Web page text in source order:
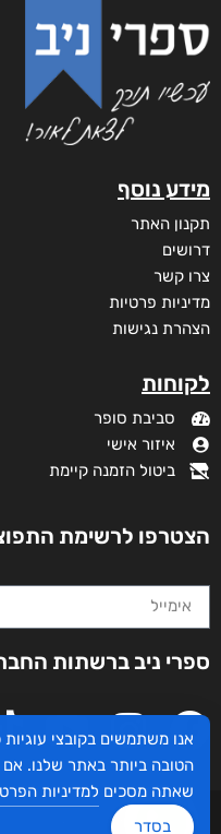
מידע נוסף
תקנון האתר
דרושים
צרו קשר
מדיניות פרטיות
הצהרת נגישות
לקוחות
סביבת סופר
איזור אישי
ביטול הזמנה קיימת
הצטרפו לרשימת
ספרי ניב ברשתות
עיצוב ובניית האתר: ספרי ניב © כל
אנו משתמשים בקובצי
הטובה ביותר באתר שלנו.
שאתה מסכים למדיניות
בסדר